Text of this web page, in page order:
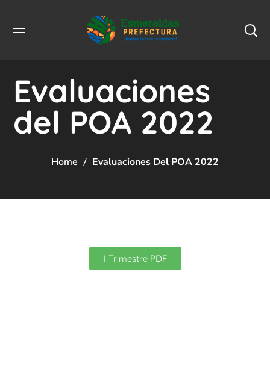
Evaluaciones
del POA 2022
Home Evaluaciones Del POA 2022
I Trimestre PDF